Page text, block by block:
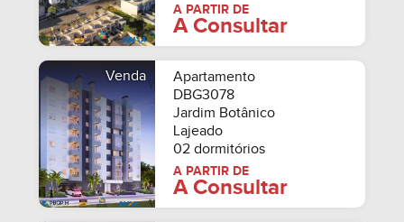
A PARTIR DE
A Consultar
Venda
Apartamento
DBG3078
Jardim Botânico
Lajeado
02 dormitórios
A PARTIR DE
A Consultar